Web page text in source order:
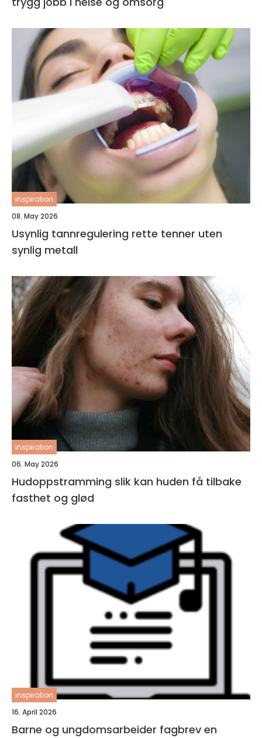
inspiration
08. May 2026
Usynlig tannregulering rette tenner uten
synlig metall
inspiration
06. May 2026
Hudoppstramming slik kan huden få tilbake
fasthet og glød
inspiration
16. April 2026
Barne og ungdomsarbeider fagbrev en